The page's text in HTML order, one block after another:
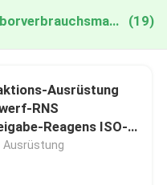
CHINA Medizinisches Laborverbrauchsmaterialien (19)
Ausrüstung
RNS
Reagens ISO-
Ausrüstung